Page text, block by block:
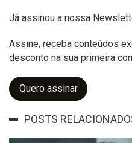
Já assinou a nossa
Assine, receba conteúdos
desconto na sua primeira
Quero assinar
POSTS